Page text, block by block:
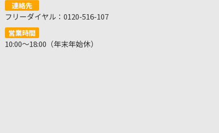
連絡先
フリーダイヤル：0120-516-107
営業時間
10:00～18:00（年末年始休）